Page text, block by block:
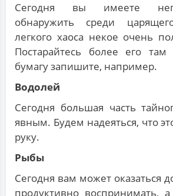
Сегодня вы имеете
обнаружить среди
легкого хаоса некое очень
Постарайтесь более его
бумагу запишите, например.
Водолей
Сегодня большая часть
явным. Будем надеяться, что
руку.
Рыбы
Сегодня вам может оказаться
продуктивно воспринимать,